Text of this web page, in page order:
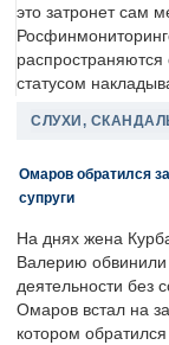
это затронет сам
распространяются
статусом
СЛУХИ,
Омаров обратился
супруги
На днях жена
Валерию обвинили
деятельности без
Омаров встал на
котором